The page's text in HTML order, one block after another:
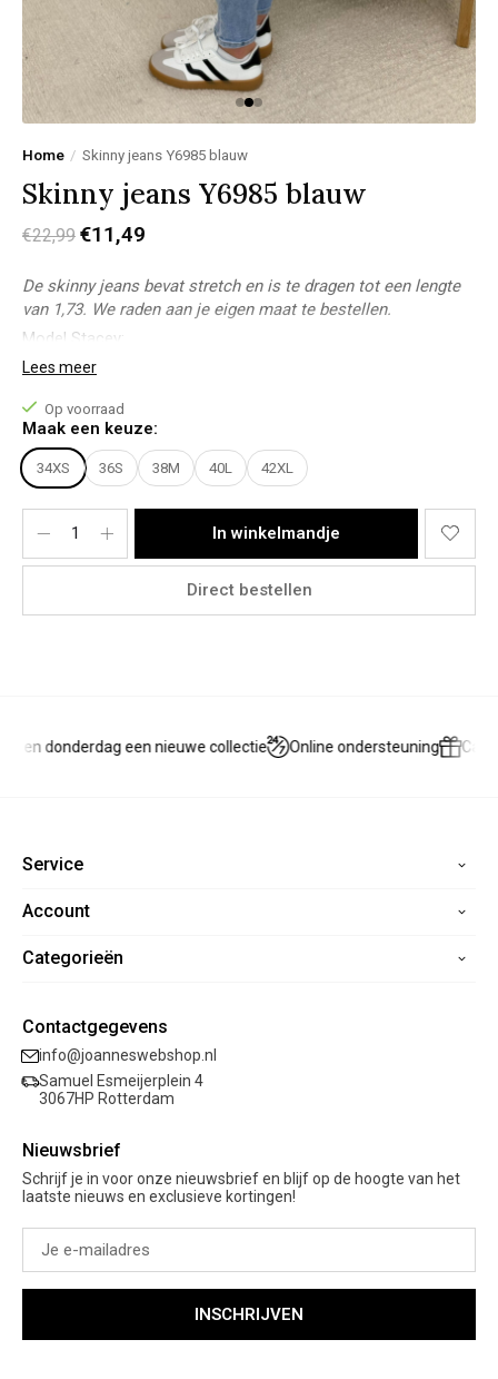
Home / Skinny jeans Y6985 blauw
Skinny jeans Y6985 blauw
€22,99 €11,49
De skinny jeans bevat stretch en is te dragen tot een lengte
van 1,73. We raden aan je eigen maat te bestellen.
Model Stacey:
Lichaamslengte: 1,73m
Bovenkant: M
Onderkant: 38
Het model draagt een maat 38
Materiaal: 70% Cotton, 26% Polyester, 2% Elasthanne
Lees meer
Op voorraad
Maak een keuze:
34XS 36S 38M 40L 42XL
In winkelmandje
Direct bestellen
en donderdag een nieuwe collectie Online ondersteuning
Service
Home
Veelgestelde vragen
Retourneren
Garantie
Account
Registreren
Mijn verlanglijst
Categorieën
Sale
Kleding
Schoenen
Cadeaubon
Contactgegevens
info@joanneswebshop.nl
Samuel Esmeijerplein 4
3067HP Rotterdam
Nieuwsbrief
Schrijf je in voor onze nieuwsbrief en blijf op de hoogte van het
laatste nieuws en exclusieve kortingen!
INSCHRIJVEN